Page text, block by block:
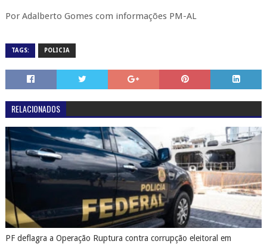
Por Adalberto Gomes com informações PM-AL
TAGS: POLICIA
RELACIONADOS
PF deflagra a Operação Ruptura contra corrupção eleitoral em